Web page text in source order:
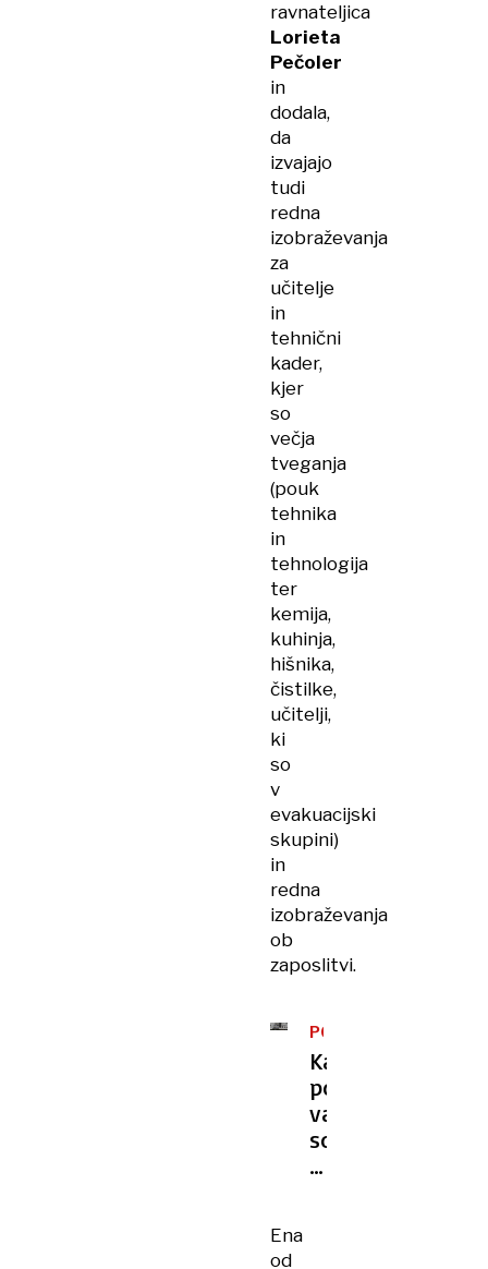
ravnateljica
Lorieta
Pečoler
in
dodala,
da
izvajajo
tudi
redna
izobraževanja
za
učitelje
in
tehnični
kader,
kjer
so
večja
tveganja
(pouk
tehnika
in
tehnologija
ter
kemija,
kuhinja,
hišnika,
čistilke,
učitelji,
ki
so
v
evakuacijski
skupini)
in
redna
izobraževanja
ob
zaposlitvi.
POŽARNA
VARNOST
Kako
požarno
varni
so
študentski
Ena
od